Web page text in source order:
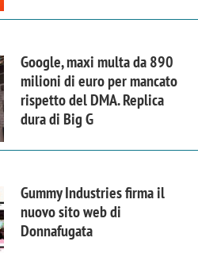
Google, maxi multa da 890
milioni di euro per mancato
rispetto del DMA. Replica
dura di Big G
Gummy Industries firma il
nuovo sito web di
Donnafugata